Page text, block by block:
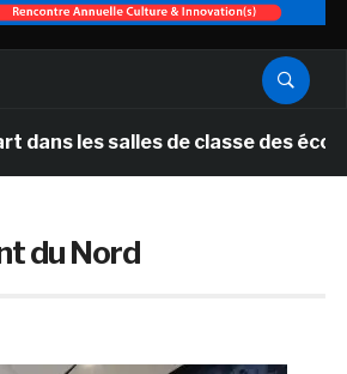
les salles de classe des écoles
du Nord